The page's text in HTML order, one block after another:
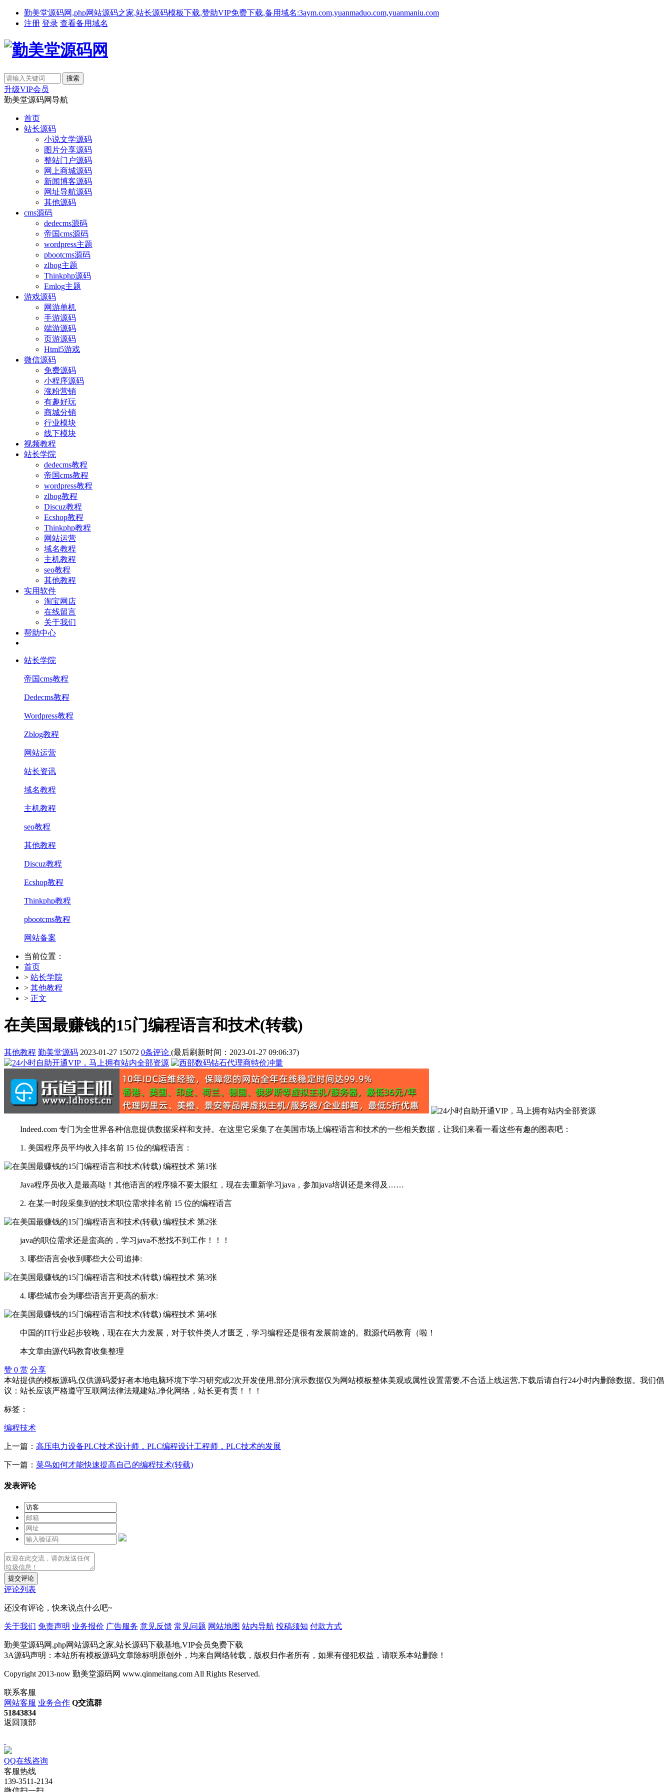
勤美堂源码网,php网站源码之家,站长源码模板下载,赞助VIP免费下载,备用域名:3aym.com,yuanmaduo.com,yuanmaniu.com
注册 登录 查看备用域名
升级VIP会员
勤美堂源码网导航
首页
站长源码
小说文学源码
图片分享源码
整站门户源码
网上商城源码
新闻博客源码
网址导航源码
其他源码
cms源码
dedecms源码
帝国cms源码
wordpress主题
pbootcms源码
zlbog主题
Thinkphp源码
Emlog主题
游戏源码
网游单机
手游源码
端游源码
页游源码
Html5游戏
微信源码
免费源码
小程序源码
涨粉营销
有趣好玩
商城分销
行业模块
线下模块
视频教程
站长学院
dedecms教程
帝国cms教程
wordpress教程
zlbog教程
Discuz教程
Ecshop教程
Thinkphp教程
网站运营
域名教程
主机教程
seo教程
其他教程
实用软件
淘宝网店
在线留言
关于我们
帮助中心
站长学院
帝国cms教程
Dedecms教程
Wordpress教程
Zblog教程
网站运营
站长资讯
域名教程
主机教程
seo教程
其他教程
Discuz教程
Ecshop教程
Thinkphp教程
pbootcms教程
网站备案
当前位置：
首页
> 站长学院
> 其他教程
> 正文
在美国最赚钱的15门编程语言和技术(转载)
其他教程 勤美堂源码 2023-01-27 15072 0条评论 (最后刷新时间：2023-01-27 09:06:37)
Indeed.com 专门为全世界各种信息提供数据采样和支持。在这里它采集了在美国市场上编程语言和技术的一些相关数据，让我们来看一看这些有趣的图表吧：
1. 美国程序员平均收入排名前 15 位的编程语言：
Java程序员收入是最高哒！其他语言的程序猿不要太眼红，现在去重新学习java，参加java培训还是来得及……
2. 在某一时段采集到的技术职位需求排名前 15 位的编程语言
java的职位需求还是蛮高的，学习java不愁找不到工作！！！
3. 哪些语言会收到哪些大公司追捧:
4. 哪些城市会为哪些语言开更高的薪水:
中国的IT行业起步较晚，现在在大力发展，对于软件类人才匮乏，学习编程还是很有发展前途的。戳源代码教育（啦！
本文章由源代码教育收集整理
赞 0 赏 分享
本站提供的模板源码,仅供源码爱好者本地电脑环境下学习研究或2次开发使用,部分演示数据仅为网站模板整体美观或属性设置需要,不合适上线运营,下载后请自行24小时内删除数据。我们倡
议：站长应该严格遵守互联网法律法规建站,净化网络，站长更有责！！！
标签：
编程技术
上一篇： 高压电力设备PLC技术设计师，PLC编程设计工程师，PLC技术的发展
下一篇： 菜鸟如何才能快速提高自己的编程技术(转载)
发表评论
提交评论
评论列表
还没有评论，快来说点什么吧~
关于我们 免责声明 业务报价 广告服务 意见反馈 常见问题 网站地图 站内导航 投稿须知 付款方式
勤美堂源码网,php网站源码之家,站长源码下载基地,VIP会员免费下载
3A源码声明：本站所有模板源码文章除标明原创外，均来自网络转载，版权归作者所有，如果有侵犯权益，请联系本站删除！
Copyright 2013-now 勤美堂源码网 www.qinmeitang.com All Rights Reserved.
联系客服
网站客服 业务合作 Q交流群
51843834
返回顶部
QQ在线咨询
客服热线
139-3511-2134